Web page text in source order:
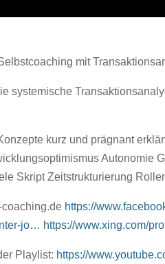
mit
systemische
kurz und prägnant
Autonomie
Skript Zeitstrukturierung
https://
jo… https://www.xing.com/
Playlist: https://